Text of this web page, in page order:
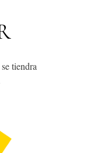
tiendra